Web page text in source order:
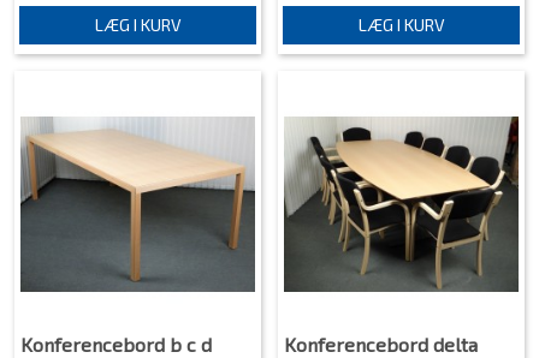
LÆG I KURV LÆG I KURV
Konferencebord b c d Konferencebord delta